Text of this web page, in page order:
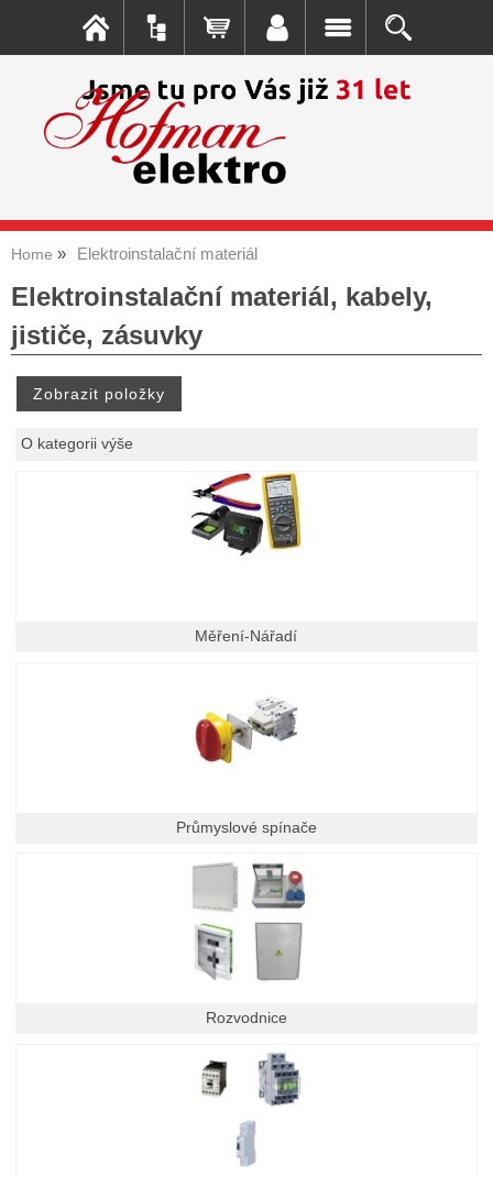
Home Elektroinstalační materiál
Elektroinstalační materiál, kabely,
jističe, zásuvky
O kategorii výše
Měření-Nářadí
Průmyslové spínače
Rozvodnice